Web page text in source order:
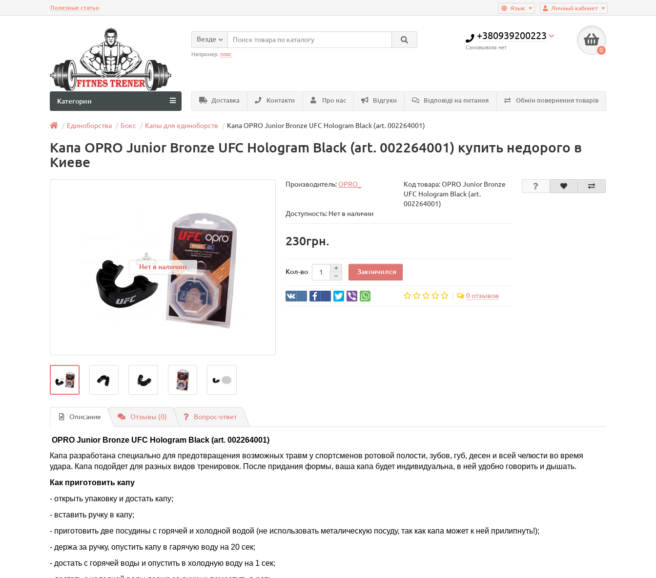
Личный кабинет
Язык
Полезные статьи
+380939200223
Самовывоза нет 0
Везде
Например: пояс
Доставка Контакти Про нас Відгуки Відповіді на питання Обмін повернення товарів
Категории
Единоборства Бокс Капы для единоборств Капа OPRO Junior Bronze UFC Hologram Black (art. 002264001)
Капа OPRO Junior Bronze UFC Hologram Black (art. 002264001) купить недорого в
Киеве
Нет в наличии
Производитель: OPRO_ Код товара:OPRO Junior Bronze
UFC Hologram Black (art.
002264001)
Доступность: Нет в наличии
230грн.
Кол-во Закончился
0 отзывов
Описание Отзывы (0) Вопрос-ответ
OPRO Junior Bronze UFC Hologram Black (art. 002264001)
Капа разработана специально для предотвращения возможных травм у спортсменов ротовой полости, зубов, губ, десен и всей челюсти во время
удара. Капа подойдет для разных видов тренировок. После придания формы, ваша капа будет индивидуальна, в ней удобно говорить и дышать.
Как приготовить капу
- открыть упаковку и достать капу;
- вставить ручку в капу;
- приготовить две посудины с горячей и холодной водой (не использовать металическую посуду, так как капа может к ней прилипнуть!);
- держа за ручку, опустить капу в гарячую воду на 20 сек;
- достать с горячей воды и опустить в холодную воду на 1 сек;